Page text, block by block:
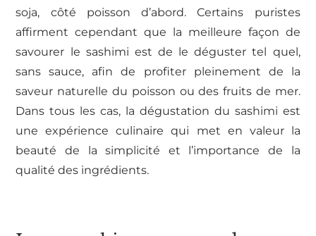
soja, côté poisson d’abord. Certains puristes
affirment cependant que la meilleure façon de
savourer le sashimi est de le déguster tel quel,
sans sauce, afin de profiter pleinement de la
saveur naturelle du poisson ou des fruits de mer.
Dans tous les cas, la dégustation du sashimi est
une expérience culinaire qui met en valeur la
beauté de la simplicité et l’importance de la
qualité des ingrédients.